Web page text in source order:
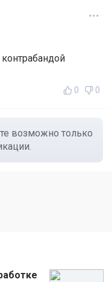
0 0
возможно только